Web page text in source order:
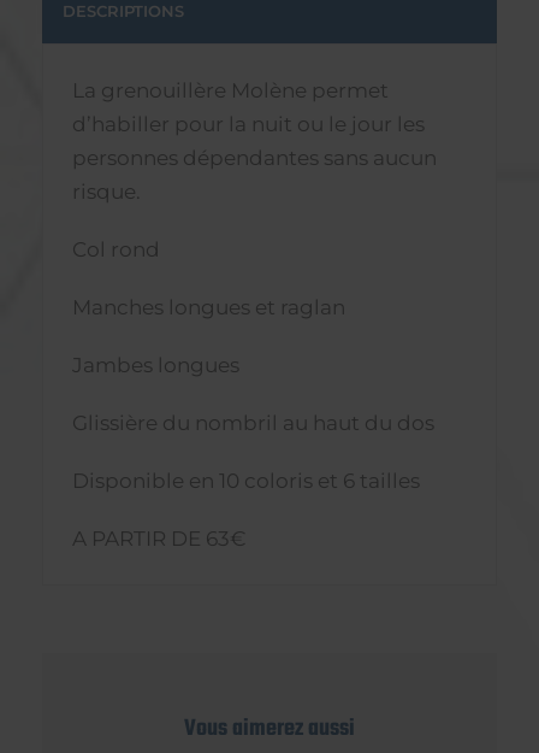
DESCRIPTIONS
La grenouillère Molène permet
d’habiller pour la nuit ou le jour les
personnes dépendantes sans aucun
risque.
Col rond
Manches longues et raglan
Jambes longues
Glissière du nombril au haut du dos
Disponible en 10 coloris et 6 tailles
A PARTIR DE 63€
Vous aimerez aussi